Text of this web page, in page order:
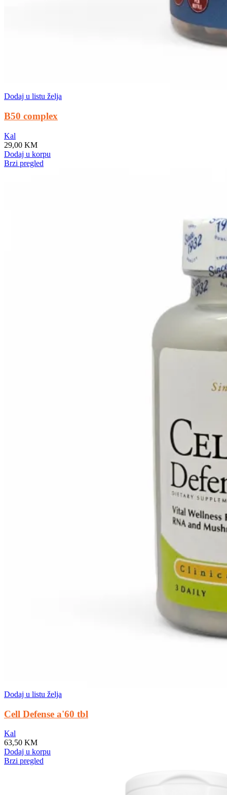
Dodaj u listu želja
B50 complex
Kal
29,00 KM
Dodaj u korpu
Brzi pregled
Dodaj u listu želja
Cell Defense a'60 tbl
Kal
63,50 KM
Dodaj u korpu
Brzi pregled